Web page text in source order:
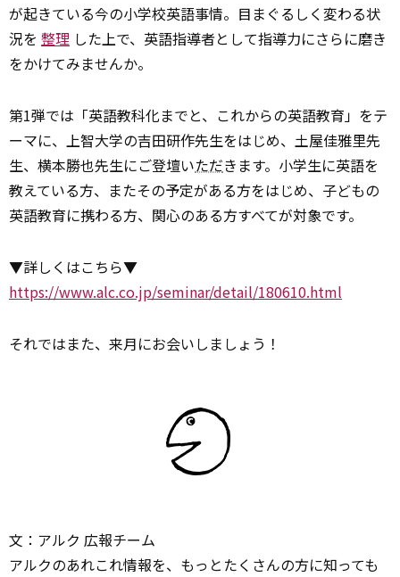
が起きている今の小学校英語事情。目まぐるしく変わる状
況を 整理 した上で、英語指導者として指導力にさらに磨き
をかけてみませんか。
第1弾では「英語教科化までと、これからの英語教育」をテ
ーマに、上智大学の吉田研作先生をはじめ、土屋佳雅里先
生、横本勝也先生にご登壇いただきます。小学生に英語を
教えている方、またその予定がある方をはじめ、子どもの
英語教育に携わる方、関心のある方すべてが対象です。
▼詳しくはこちら▼
https://www.alc.co.jp/seminar/detail/180610.html
それではまた、来月にお会いしましょう！
文：アルク 広報チーム
アルクのあれこれ情報を、もっとたくさんの方に知っても